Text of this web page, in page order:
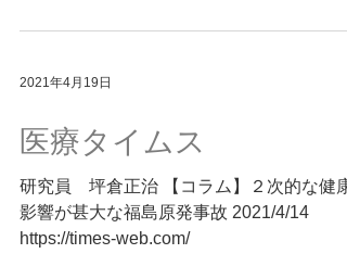
2021年4月19日
医療タイムス
研究員 坪倉正治 【コラム】２次的な健康
影響が甚大な福島原発事故 2021/4/14
https://times-web.com/